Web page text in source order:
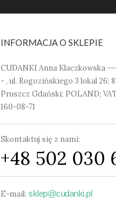
INFORMACJA O SKLEPIE
CUDANKI Anna
- , ul. Rogozińskiego 3 lokal 26;
Pruszcz Gdański; POLAND;
160-08-71
Skontaktuj się z nami:
+48 502 030
E-mail: sklep@cudanki.pl